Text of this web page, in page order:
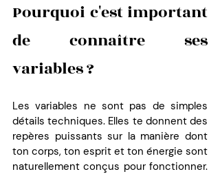
Pourquoi c'est important
de connaître ses
variables ?
Les variables ne sont pas de simples
détails techniques. Elles te donnent des
repères puissants sur la manière dont
ton corps, ton esprit et ton énergie sont
naturellement conçus pour fonctionner.